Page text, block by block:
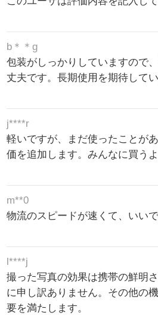
b＊＊g
包装がしっかりしていますので
丈夫です。長期使用を期待してい
j****r
軽いですが、まだ使ったことが
価を追加します。みんなに買う
m**0
物流のスピードが速くて、いいで
l****j
撮った写真の効果は携帯の鮮明
に申し訳ありません。その他の
要を満たします。